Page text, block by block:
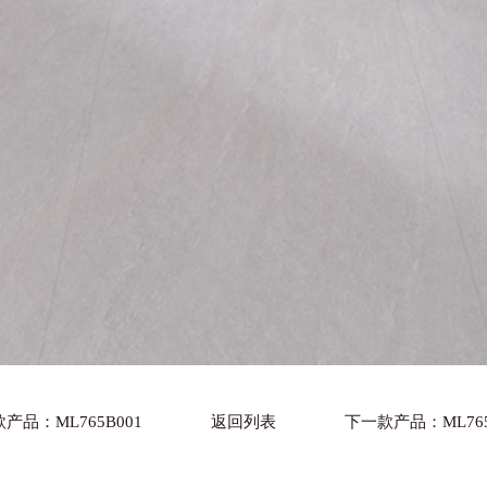
产品：ML765B001 返回列表 下一款产品：